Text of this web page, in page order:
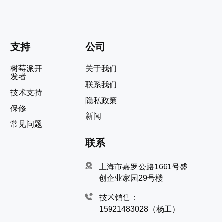
支持
树莓派开
发者
技术支持
保修
常见问题
公司
关于我们
联系我们
隐私政策
新闻
联系
上海市嘉罗公路1661号盛
创企业家园29号楼
技术销售：
15921483028（杨工）